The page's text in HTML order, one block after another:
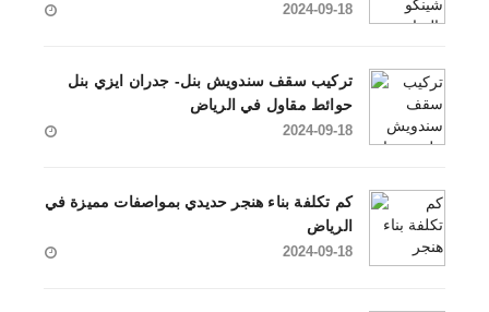
2024-09-18
تركيب سقف سندويش بنل- جدران ايزي بنل
حوائط مقاول في الرياض
2024-09-18
كم تكلفة بناء هنجر حديدي بمواصفات مميزة في
الرياض
2024-09-18